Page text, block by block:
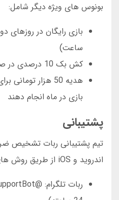
بونوس های ویژه دیگر شامل:
ساعت)
کش بک 10 درصدی در صورت شکست 5 بار متوالی
بازی در ماه انجام دهند
پشتیبانی
تیم پشتیبانی ربات تشخیص
اندروید و iOS از طریق روش های زیر در دسترس است: